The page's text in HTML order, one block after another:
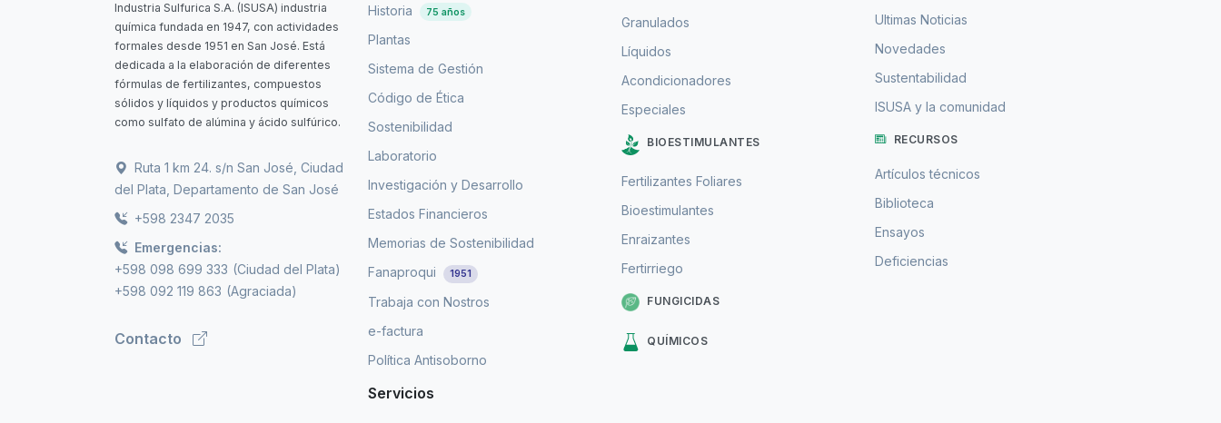
Industria Sulfurica S.A. (ISUSA) industria
química fundada en 1947, con actividades
formales desde 1951 en San José. Está
dedicada a la elaboración de diferentes
fórmulas de fertilizantes, compuestos
sólidos y líquidos y productos químicos
como sulfato de alúmina y ácido sulfúrico.
Ruta 1 km 24. s/n San José, Ciudad
del Plata, Departamento de San José
+598 2347 2035
Emergencias:
+598 098 699 333 (Ciudad del Plata)
+598 092 119 863 (Agraciada)
Contacto
Historia
75 años
Plantas
Sistema de Gestión
Código de Ética
Sostenibilidad
Laboratorio
Investigación y Desarrollo
Estados Financieros
Memorias de Sostenibilidad
Fanaproqui
1951
Trabaja con Nostros
e-factura
Política Antisoborno
Servicios
Granulados
Líquidos
Acondicionadores
Especiales
BIOESTIMULANTES
Fertilizantes Foliares
Bioestimulantes
Enraizantes
Fertirriego
FUNGICIDAS
QUÍMICOS
Ultimas Noticias
Novedades
Sustentabilidad
ISUSA y la comunidad
RECURSOS
Artículos técnicos
Biblioteca
Ensayos
Deficiencias